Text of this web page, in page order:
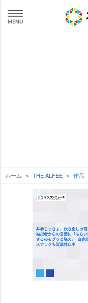
ホーム THE ALFEE 作品